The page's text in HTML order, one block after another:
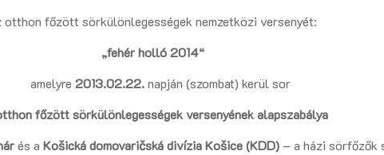
otthon főzött sörkülönlegességek nemzetközi versenyét:
„fehérholló 2014“
amelyre 2013.02.22.napján (szombat) kerül sor
főzött sörkülönlegességek versenyének alapszabálya
és a Košická domovaričská divízia Košice (KDD) – a házi sörfőzők